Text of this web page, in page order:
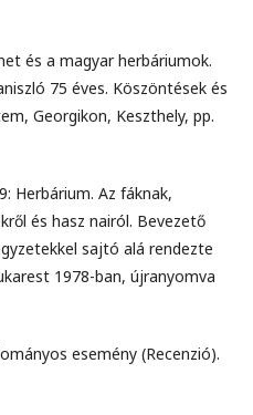
és a magyar herbáriumok.
75 éves. Köszöntések és
Georgikon, Keszthely, pp.
Herbárium. Az fáknak,
és hasz nairól. Bevezető
sajtó alá rendezte
1978-ban, újranyomva
esemény (Recenzió).